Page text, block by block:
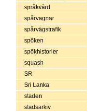
språkvård
spårvagnar
spårvägstrafik
spöken
spökhistorier
squash
SR
Sri Lanka
staden
stadsarkiv